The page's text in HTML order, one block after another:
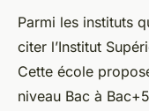
Parmi les instituts
citer l’Institut
Cette école
niveau Bac à